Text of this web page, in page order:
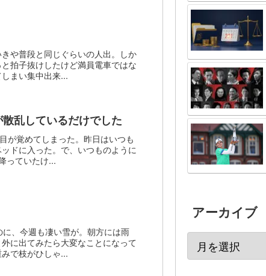
や普段と同じぐらいの人出。しか
拍子抜けしたけど満員電車ではな
まい集中出来...
乱しているだけでした
が覚めてしまった。昨日はいつも
ドに入った。で、いつものように
っていたけ...
、今週も凄い雪が。朝方には雨
に出てみたら大変なことになって
で枝がひしゃ...
アーカイブ